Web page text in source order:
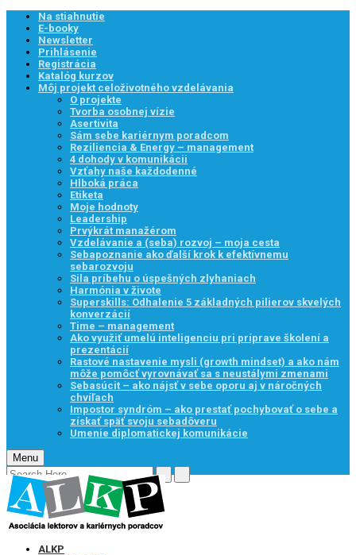
Na stiahnutie
E-booky
Newsletter
Prihlásenie
Registrácia
Katalóg kurzov
Môj projekt celoživotného vzdelávania
O projekte
Tvorba osobnej vízie
Asertivita
Sám sebe kariérnym poradcom
Reziliencia & Energy – management
4 dohody v komunikácii
Vzťahy naše každodenné
Hlboká práca
Etiketa
Moje hodnoty
Leadership
Prvýkrát manažérom
Vzdelávanie a (seba) rozvoj – moja cesta
Sebapoznanie ako ďalší krok k efektívnemu
sebarozvoju
Sila príbehu o úspešných zlyhaniach
Harmónia v živote
Superskills: Odhalenie 5 základných pilierov skvelých
konverzácií
Time – management
Ako využiť umelú inteligenciu pri príprave školení a
prezentácií
Rastové nastavenie mysli (growth mindset) a ako nám
môže pomôcť vyrovnávať sa s neustálymi zmenami
Sebasúcit – ako nájsť v sebe oporu aj v náročných
chvíľach
Impostor syndróm – ako prestať pochybovať o sebe a
získať späť svoju sebadôveru
Umenie diplomatickej komunikácie
Menu
ALKP